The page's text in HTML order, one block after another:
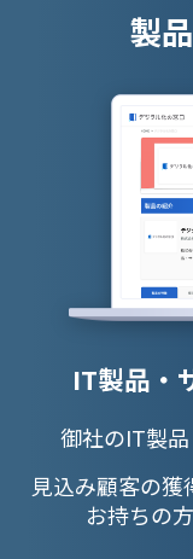
製
IT製品・
御社のIT製
見込み顧客の
お持ちの